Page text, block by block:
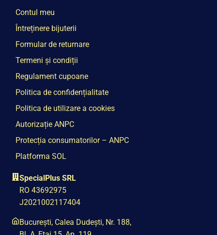
Contul meu
Întreținere bijuterii
Formular de returnare
Termeni și condiții
Regulament cupoane
Politica de confidențialitate
Politica de utilizare a cookies
Autorizație ANPC
Protecția consumatorilor – ANPC
Platforma SOL
SpecialPlus SRL
RO 43692975
J2021002117404
București, Calea Dudești, Nr. 188,